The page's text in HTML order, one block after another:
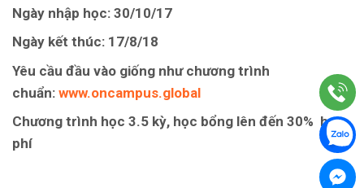
Ngày nhập học: 30/10/17
Ngày kết thúc: 17/8/18
Yêu cầu đầu vào giống như chương trình
chuẩn: www.oncampus.global
Chương trình học 3.5 kỳ, học bổng lên đến 30% học
phí